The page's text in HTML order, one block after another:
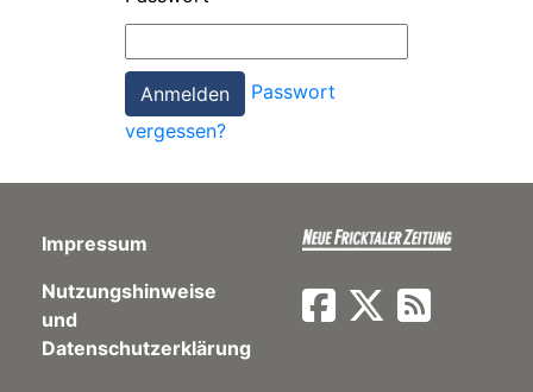
Paper
App
Passwort
vergessen?
Impressum
Nutzungshinweise
und
Datenschutzerklärung